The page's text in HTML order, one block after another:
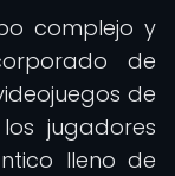
complejo y
de
de
jugadores
lleno de